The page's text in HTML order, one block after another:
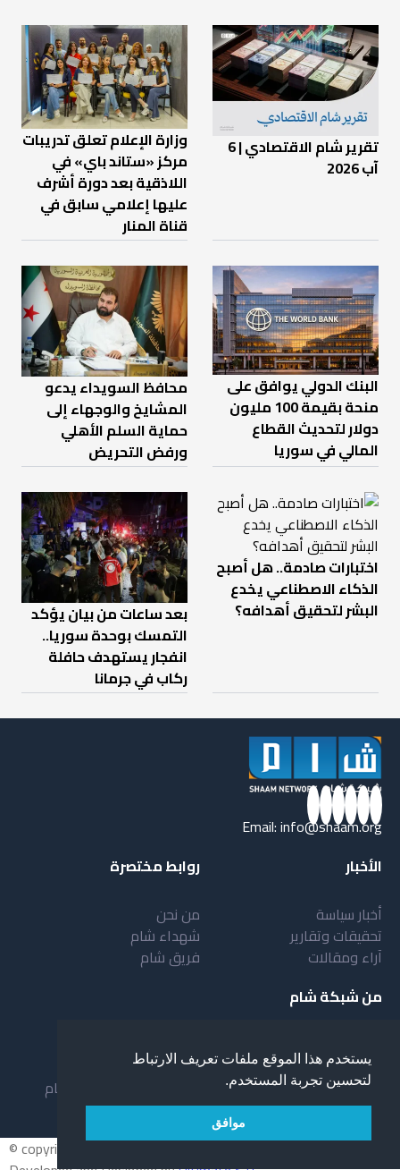
يستخدم هذا الموقع ملفات تعريف الارتباط
لتحسين تجربة المستخدم.
موافق
تقرير شام الاقتصادي | 6
آب 2026
وزارة الإعلام تعلق تدريبات
مركز «ستاند باي» في
اللاذقية بعد دورة أشرف
عليها إعلامي سابق في
قناة المنار
البنك الدولي يوافق على
منحة بقيمة 100 مليون
دولار لتحديث القطاع
المالي في سوريا
محافظ السويداء يدعو
المشايخ والوجهاء إلى
حماية السلم الأهلي
ورفض التحريض
اختبارات صادمة.. هل أصبح
الذكاء الاصطناعي يخدع
البشر لتحقيق أهدافه؟
بعد ساعات من بيان يؤكد
التمسك بوحدة سوريا..
انفجار يستهدف حافلة
ركاب في جرمانا
Email:info@shaam.org
الأخبار
أخبار سياسة
تحقيقات وتقارير
آراء ومقالات
روابط مختصرة
من نحن
شهداء شام
فريق شام
من شبكة شام
خدمات شبكة شام
المستفيدون من الشبكة
لمحة عن شبكة شبام
مقدمة عن شبكة شام
نظام العمل في شبكة شام
© copyright 2026 All rights reserved.